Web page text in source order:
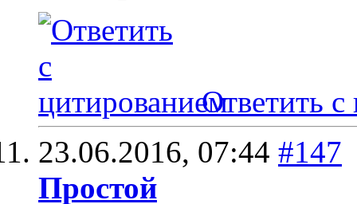
Ответить с
23.06.2016, 07:44 #147
Простой